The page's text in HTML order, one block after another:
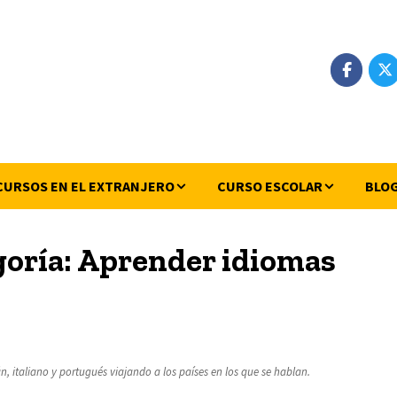
EN EL EXTRANJERO CURSO ESCOLAR
Aprender idiomas
italiano y portugués viajando a los países en los que se hablan.